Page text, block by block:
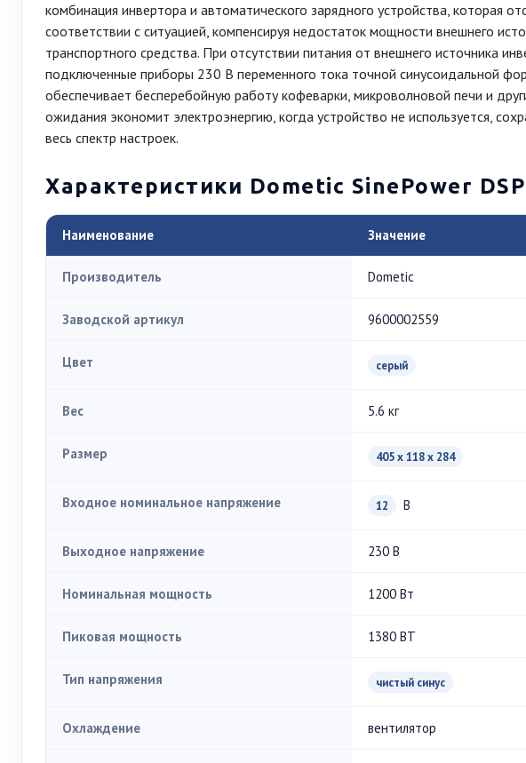
комбинация инвертора и автоматического зарядного устройства, которая
соответствии с ситуацией, компенсируя недостаток мощности внешнего
транспортного средства. При отсутствии питания от внешнего источника
подключенные приборы 230 В переменного тока точной синусоидальной
обеспечивает бесперебойную работу кофеварки, микроволновой печи и
ожидания экономит электроэнергию, когда устройство не используется,
весь спектр настроек.
Характеристики Dometic SinePower
Наименование Значение
Производитель Dometic
Заводской артикул 9600002559
Цвет серый
Вес 5.6 кг
Размер 405 x 118 x 284
Входное номинальное напряжение 12 В
Выходное напряжение 230 В
Номинальная мощность 1200 Вт
Пиковая мощность 1380 ВТ
Тип напряжения чистый синус
Охлаждение вентилятор